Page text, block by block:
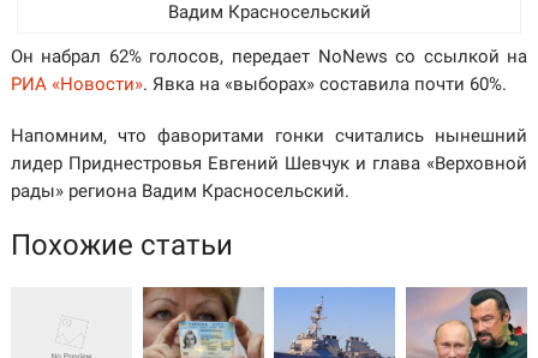
Вадим Красносельский
Он набрал 62% голосов, передает NoNews со ссылкой на
РИА «Новости». Явка на «выборах» составила почти 60%.
Напомним, что фаворитами гонки считались нынешний
лидер Приднестровья Евгений Шевчук и глава «Верховной
рады» региона Вадим Красносельский.
Похожие статьи